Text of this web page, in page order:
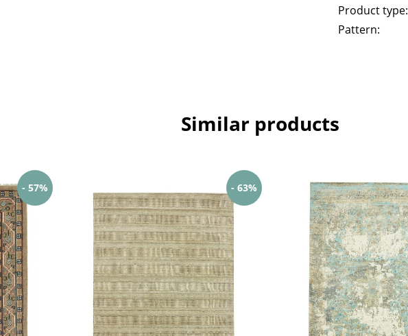
Product type:
Pattern:
Similar products
- 57% - 63%